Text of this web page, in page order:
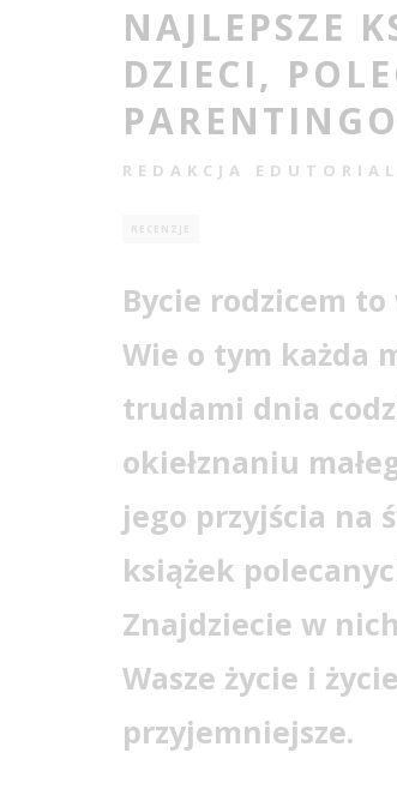
NAJLEPSZE
DZIECI,
REDAKCJA
RECENZJE
Bycie rodzicem
Wie o tym każda
trudami dnia
okiełznaniu
jego przyjścia na
książek
Znajdziecie w
Wasze życie i
przyjemniejsze.